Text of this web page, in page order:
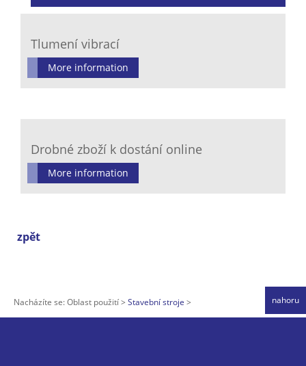
Tlumení vibrací
More information
Drobné zboží k dostání online
More information
zpět
Nacházíte se:Oblast použití Stavební stroje nahoru